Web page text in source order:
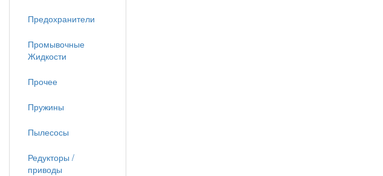
Предохранители
Промывочные
Жидкости
Прочее
Пружины
Пылесосы
Редукторы /
приводы